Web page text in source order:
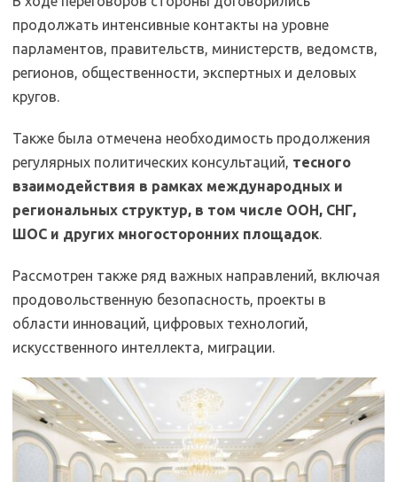
продолжать интенсивные контакты на уровне
парламентов, правительств, министерств, ведомств,
регионов, общественности, экспертных и деловых
кругов.
Также была отмечена необходимость продолжения
регулярных политических консультаций, тесного
взаимодействия в рамках международных и
региональных структур, в том числе ООН, СНГ,
ШОС и других многосторонних площадок.
Рассмотрен также ряд важных направлений, включая
продовольственную безопасность, проекты в
области инноваций, цифровых технологий,
искусственного интеллекта, миграции.